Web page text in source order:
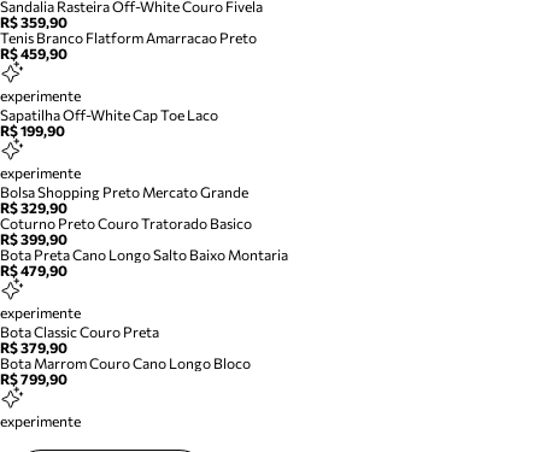
Sandalia Rasteira Off-White Couro Fivela
R$ 359,90
Tenis Branco Flatform Amarracao Preto
R$ 459,90
experimente
Sapatilha Off-White Cap Toe Laco
R$ 199,90
experimente
Bolsa Shopping Preto Mercato Grande
R$ 329,90
Coturno Preto Couro Tratorado Basico
R$ 399,90
Bota Preta Cano Longo Salto Baixo Montaria
R$ 479,90
experimente
Bota Classic Couro Preta
R$ 379,90
Bota Marrom Couro Cano Longo Bloco
R$ 799,90
experimente